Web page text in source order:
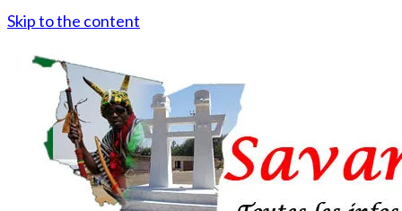
Skip to the content